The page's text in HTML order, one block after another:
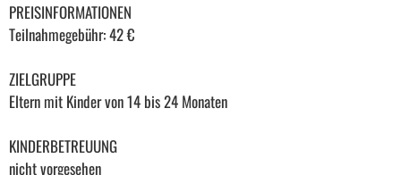
PREISINFORMATIONEN
Teilnahmegebühr: 42 €
ZIELGRUPPE
Eltern mit Kinder von 14 bis 24 Monaten
KINDERBETREUUNG
nicht vorgesehen